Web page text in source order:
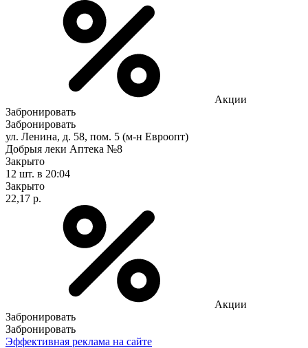
Акции
Забронировать
Забронировать
ул. Ленина, д. 58, пом. 5 (м-н Евроопт)
Добрыя леки Аптека №8
Закрыто
12 шт. в 20:04
Закрыто
22,17 р.
Акции
Забронировать
Забронировать
Эффективная реклама на сайте